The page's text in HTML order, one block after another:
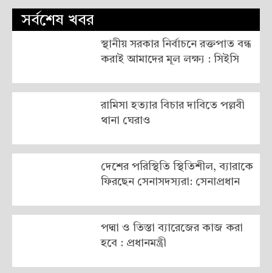
সর্বশেষ খবর
স্থানীয় সরকার নির্বাচনে রক্তপাত বন্ধ
করাই আমাদের মূল লক্ষ্য : সিইসি
রামিসা হত্যার বিচার দাবিতে পল্লবী
থানা ঘেরাও
দেশের পরিস্থিতি স্থিতিশীল, ব্যারাকে
ফিরছেন সেনাসদস্যরা: সেনাপ্রধান
পদ্মা ও তিস্তা ব্যারেজের কাজ করা
হবে : প্রধানমন্ত্রী